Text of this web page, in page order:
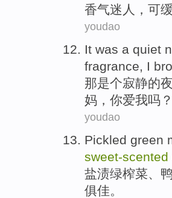
香气迷人， 可
youdao
It was a quiet
fragrance, I
那是个寂静的
妈 ， 你爱我吗
youdao
Pickled green
sweet-scented
盐渍绿榨菜
俱佳 。